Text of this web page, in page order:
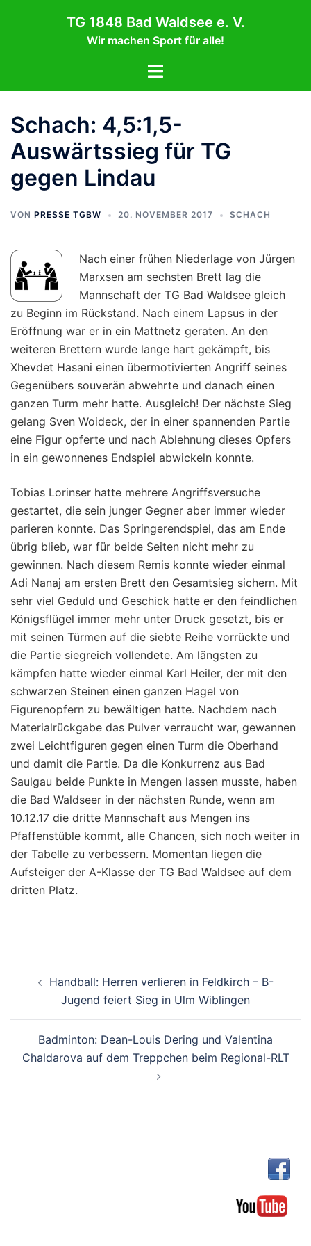
TG 1848 Bad Waldsee e. V.
Wir machen Sport für alle!
Menü
Schach: 4,5:1,5-
Auswärtssieg für TG
gegen Lindau
VON PRESSE TGBW 20. NOVEMBER 2017 SCHACH
Nach einer frühen Niederlage von Jürgen
Marxsen am sechsten Brett lag die
Mannschaft der TG Bad Waldsee gleich
zu Beginn im Rückstand. Nach einem Lapsus in der
Eröffnung war er in ein Mattnetz geraten. An den
weiteren Brettern wurde lange hart gekämpft, bis
Xhevdet Hasani einen übermotivierten Angriff seines
Gegenübers souverän abwehrte und danach einen
ganzen Turm mehr hatte. Ausgleich! Der nächste Sieg
gelang Sven Woideck, der in einer spannenden Partie
eine Figur opferte und nach Ablehnung dieses Opfers
in ein gewonnenes Endspiel abwickeln konnte.
Tobias Lorinser hatte mehrere Angriffsversuche
gestartet, die sein junger Gegner aber immer wieder
parieren konnte. Das Springerendspiel, das am Ende
übrig blieb, war für beide Seiten nicht mehr zu
gewinnen. Nach diesem Remis konnte wieder einmal
Adi Nanaj am ersten Brett den Gesamtsieg sichern. Mit
sehr viel Geduld und Geschick hatte er den feindlichen
Königsflügel immer mehr unter Druck gesetzt, bis er
mit seinen Türmen auf die siebte Reihe vorrückte und
die Partie siegreich vollendete. Am längsten zu
kämpfen hatte wieder einmal Karl Heiler, der mit den
schwarzen Steinen einen ganzen Hagel von
Figurenopfern zu bewältigen hatte. Nachdem nach
Materialrückgabe das Pulver verraucht war, gewannen
zwei Leichtfiguren gegen einen Turm die Oberhand
und damit die Partie. Da die Konkurrenz aus Bad
Saulgau beide Punkte in Mengen lassen musste, haben
die Bad Waldseer in der nächsten Runde, wenn am
10.12.17 die dritte Mannschaft aus Mengen ins
Pfaffenstüble kommt, alle Chancen, sich noch weiter in
der Tabelle zu verbessern. Momentan liegen die
Aufsteiger der A-Klasse der TG Bad Waldsee auf dem
dritten Platz.
Handball: Herren verlieren in Feldkirch – B-
Jugend feiert Sieg in Ulm Wiblingen
Badminton: Dean-Louis Dering und Valentina
Chaldarova auf dem Treppchen beim Regional-RLT